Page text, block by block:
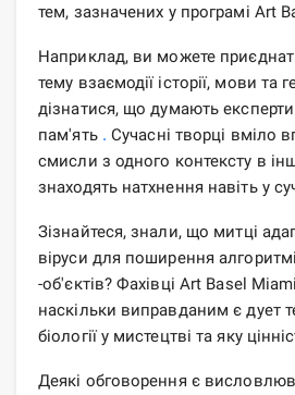
тем, зазначених у програмі Art
Наприклад, ви можете
тему взаємодії історії, мови та
дізнатися, що думають
пам'ять . Сучасні творці вміло
смисли з одного контексту в
знаходять натхнення навіть у
Зізнайтеся, знали, що митці
віруси для поширення
-об'єктів? Фахівці Art Basel
наскільки виправданим є дует
біології у мистецтві та яку
Деякі обговорення є